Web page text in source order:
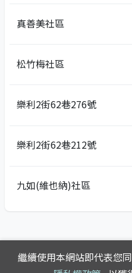
真善美社區
松竹梅社區
樂利2街62巷276號
樂利2街62巷212號
九如(維也納)社區
繼續使用本網站即代表您